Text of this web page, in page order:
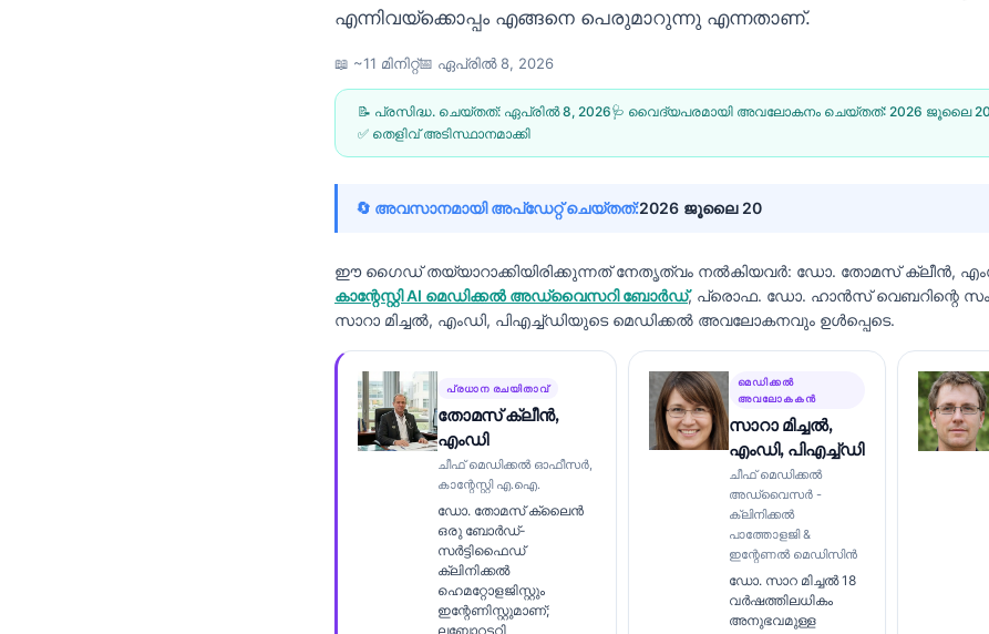
എന്നിവയ്ക്കൊപ്പം എങ്ങനെ പെരുമാറുന്നു എന്നതാണ്.
📖 ~11 മിനിറ്റ്📅 ഏപ്രിൽ 8, 2026
📝 പ്രസിദ്ധ. ചെയ്തത്: ഏപ്രിൽ 8, 2026🩺 വൈദ്യപരമായി അവലോകനം ചെയ്തത്: 2026 ജൂലൈ 20
✅ തെളിവ് അടിസ്ഥാനമാക്കി
🔄 അവസാനമായി അപ്ഡേറ്റ് ചെയ്തത്:2026 ജൂലൈ 20
ഈ ഗൈഡ് തയ്യാറാക്കിയിരിക്കുന്നത് നേതൃത്വം നൽകിയവർ: ഡോ. തോമസ് ക്ലീൻ,
കാന്റേസ്റ്റി AI മെഡിക്കൽ അഡ്വൈസറി ബോർഡ്, പ്രൊഫ. ഡോ. ഹാൻസ് വെബറിന്റെ
സാറാ മിച്ചൽ, എംഡി, പിഎച്ച്ഡിയുടെ മെഡിക്കൽ അവലോകനവും ഉൾപ്പെടെ.
പ്രധാന രചയിതാവ്
തോമസ് ക്ലീൻ,
എംഡി
ചീഫ് മെഡിക്കൽ ഓഫീസർ,
കാന്റേസ്റ്റി എ.ഐ.
ഡോ. തോമസ് ക്ലൈൻ
ഒരു ബോർഡ്-
സർട്ടിഫൈഡ്
ക്ലിനിക്കൽ
ഹെമറ്റോളജിസ്റ്റും
ഇന്റേണിസ്റ്റുമാണ്;
ലബോറട്ടറി
മെഡിക്കൽ
അവലോകകൻ
സാറാ മിച്ചൽ,
എംഡി, പിഎച്ച്ഡി
ചീഫ് മെഡിക്കൽ
അഡ്വൈസർ -
ക്ലിനിക്കൽ
പാത്തോളജി &
ഇന്റേണൽ മെഡിസിൻ
ഡോ. സാറ മിച്ചൽ 18
വർഷത്തിലധികം
അനുഭവമുള്ള